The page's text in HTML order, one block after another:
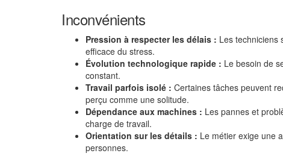
Inconvénients
Pression à respecter les délais : Les techniciens
efficace du stress.
Évolution technologique rapide : Le besoin de
constant.
Travail parfois isolé : Certaines tâches peuvent
perçu comme une solitude.
Dépendance aux machines : Les pannes et
charge de travail.
Orientation sur les détails : Le métier exige une
personnes.